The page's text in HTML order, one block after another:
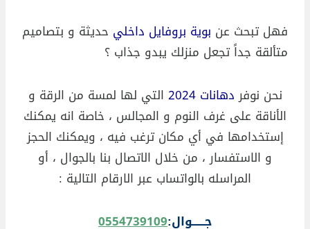
فهل تبحث عن بوية بروفايل داخلي حديثة و بتصاميم
متألقة جداً تجعل منزلك يبدو جذاب ؟
نحن نوفر دهانات 2024
التي لها لمسة من الرقة و
الأناقة على غرف النوم و المجالس ، خاصة انه يمكنك
إستخدامها في أي مكان ترغب فيه ، ويمكنك الحجز
و الاستفسار ، من خلال الاتصال بنا بالجوال ، أو
المراسله بالواتساب عبر الارقام التالية :
جــــــوال:0554739109